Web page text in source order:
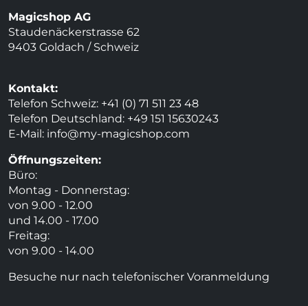
Magicshop AG
Staudenäckerstrasse 62
9403 Goldach / Schweiz
Kontakt:
Telefon Schweiz: +41 (0) 71 511 23 48
Telefon Deutschland: +49 151 15630243
E-Mail: info@my-magicshop.com
Öffnungszeiten:
Büro:
Montag - Donnerstag:
von 9.00 - 12.00
und 14.00 - 17.00
Freitag:
von 9.00 - 14.00
Besuche nur nach telefonischer Voranmeldung